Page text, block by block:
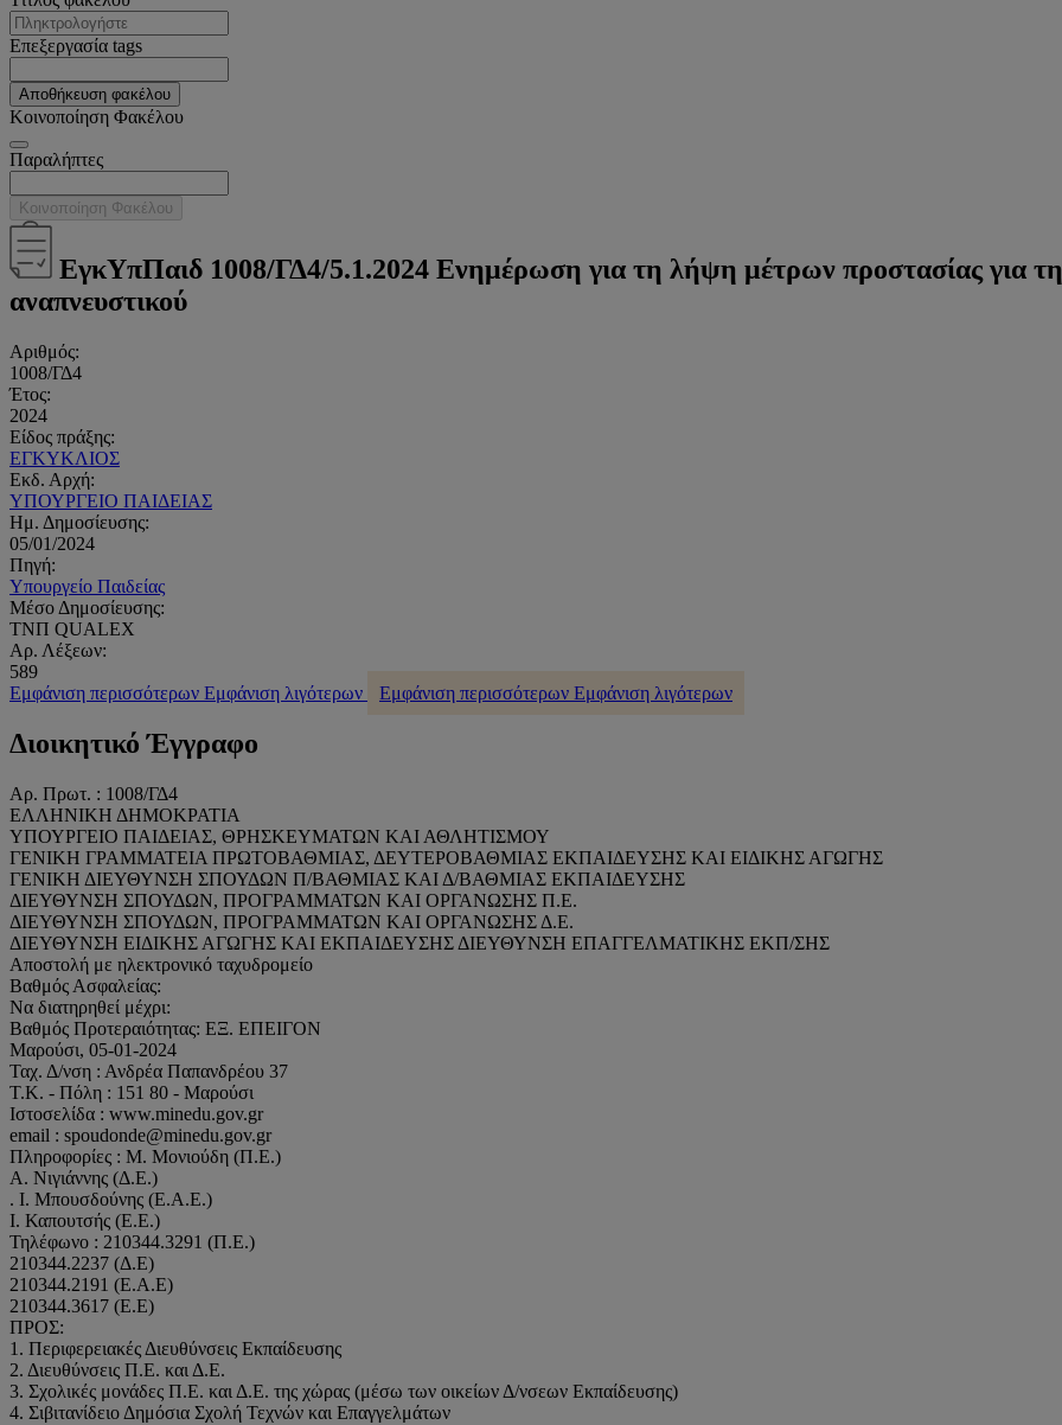
Επεξεργασία tags
Αποθήκευση φακέλου
Κοινοποίηση Φακέλου
Παραλήπτες
Κοινοποίηση Φακέλου
ΕγκΥπΠαιδ 1008/ΓΔ4/5.1.2024 Ενημέρωση για τη λήψη μέτρων προστασίας για
αναπνευστικού
Αριθμός:
1008/ΓΔ4
Έτος:
2024
Είδος πράξης:
ΕΓΚΥΚΛΙΟΣ
Εκδ. Αρχή:
ΥΠΟΥΡΓΕΙΟ ΠΑΙΔΕΙΑΣ
Ημ. Δημοσίευσης:
05/01/2024
Πηγή:
Υπουργείο Παιδείας
Μέσο Δημοσίευσης:
ΤΝΠ QUALEX
Αρ. Λέξεων:
589
Εμφάνιση περισσότερων Εμφάνιση λιγότερων Εμφάνιση περισσότερων Εμφάνιση λιγότερων
Διοικητικό Έγγραφο
Αρ. Πρωτ. : 1008/ΓΔ4
ΕΛΛΗΝΙΚΗ ΔΗΜΟΚΡΑΤΙΑ
ΥΠΟΥΡΓΕΙΟ ΠΑΙΔΕΙΑΣ, ΘΡΗΣΚΕΥΜΑΤΩΝ ΚΑΙ ΑΘΛΗΤΙΣΜΟΥ
ΓΕΝΙΚΗ ΓΡΑΜΜΑΤΕΙΑ ΠΡΩΤΟΒΑΘΜΙΑΣ, ΔΕΥΤΕΡΟΒΑΘΜΙΑΣ ΕΚΠΑΙΔΕΥΣΗΣ ΚΑΙ ΕΙΔΙΚΗΣ ΑΓΩΓΗΣ
ΓΕΝΙΚΗ ΔΙΕΥΘΥΝΣΗ ΣΠΟΥΔΩΝ Π/ΒΑΘΜΙΑΣ ΚΑΙ Δ/ΒΑΘΜΙΑΣ ΕΚΠΑΙΔΕΥΣΗΣ
ΔΙΕΥΘΥΝΣΗ ΣΠΟΥΔΩΝ, ΠΡΟΓΡΑΜΜΑΤΩΝ ΚΑΙ ΟΡΓΑΝΩΣΗΣ Π.Ε.
ΔΙΕΥΘΥΝΣΗ ΣΠΟΥΔΩΝ, ΠΡΟΓΡΑΜΜΑΤΩΝ ΚΑΙ ΟΡΓΑΝΩΣΗΣ Δ.Ε.
ΔΙΕΥΘΥΝΣΗ ΕΙΔΙΚΗΣ ΑΓΩΓΗΣ ΚΑΙ ΕΚΠΑΙΔΕΥΣΗΣ ΔΙΕΥΘΥΝΣΗ ΕΠΑΓΓΕΛΜΑΤΙΚΗΣ ΕΚΠ/ΣΗΣ
Αποστολή με ηλεκτρονικό ταχυδρομείο
Βαθμός Ασφαλείας:
Να διατηρηθεί μέχρι:
Βαθμός Προτεραιότητας: ΕΞ. ΕΠΕΙΓΟΝ
Μαρούσι, 05-01-2024
Ταχ. Δ/νση : Ανδρέα Παπανδρέου 37
Τ.Κ. - Πόλη : 151 80 - Μαρούσι
Ιστοσελίδα : www.minedu.gov.gr
email : spoudonde@minedu.gov.gr
Πληροφορίες : Μ. Μονιούδη (Π.Ε.)
Α. Νιγιάννης (Δ.Ε.)
. Ι. Μπουσδούνης (Ε.Α.Ε.)
Ι. Καπουτσής (Ε.Ε.)
Τηλέφωνο : 210344.3291 (Π.Ε.)
210344.2237 (Δ.Ε)
210344.2191 (Ε.Α.Ε)
210344.3617 (Ε.Ε)
ΠΡΟΣ:
1. Περιφερειακές Διευθύνσεις Εκπαίδευσης
2. Διευθύνσεις Π.Ε. και Δ.Ε.
3. Σχολικές μονάδες Π.Ε. και Δ.Ε. της χώρας (μέσω των οικείων Δ/νσεων Εκπαίδευσης)
4. Σιβιτανίδειο Δημόσια Σχολή Τεχνών και Επαγγελμάτων